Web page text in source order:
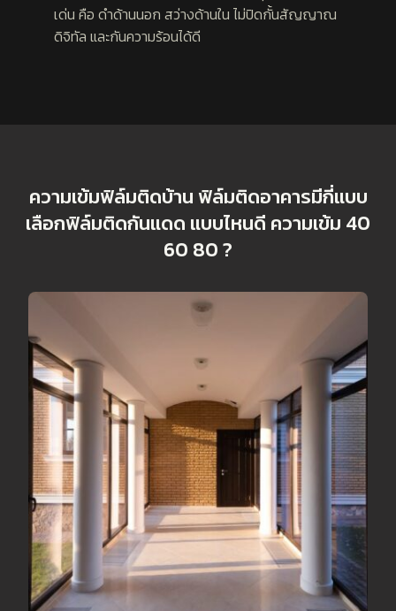
เด่น คือ ดำด้านนอก สว่างด้านใน ไม่ปิดกั้นสัญญาณ
ดิจิทัล และกันความร้อนได้ดี
ความเข้มฟิล์มติดบ้าน ฟิล์มติดอาคารมีกี่แบบ
เลือกฟิล์มติดกันแดด แบบไหนดี ความเข้ม 40
60 80 ?